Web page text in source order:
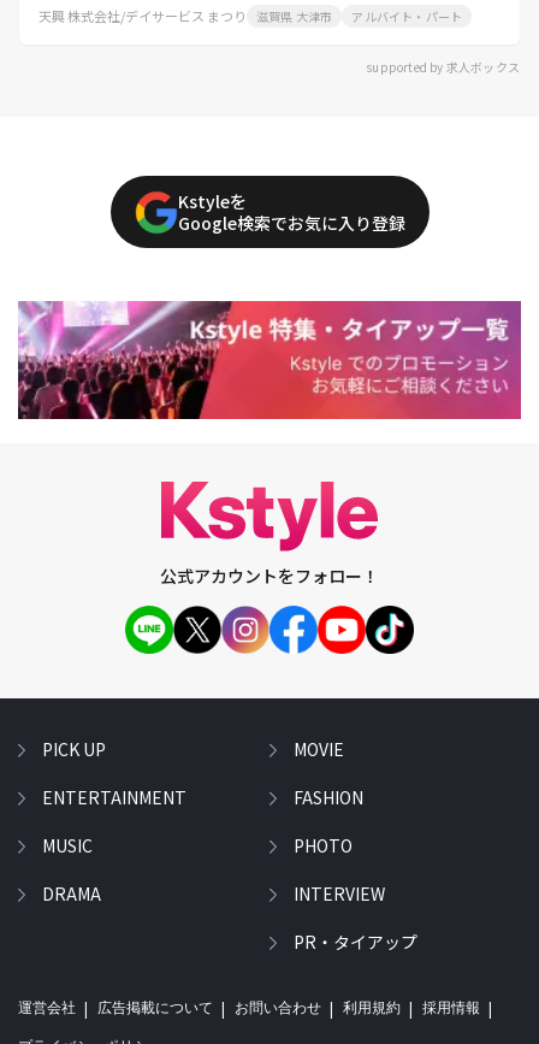
天興 株式会社/デイサービス まつり 滋賀県 大津市 アルバイト・パート
supported by 求人ボックス
Kstyleを
Google検索でお気に入り登録
公式アカウントをフォロー！
PICK UP
ENTERTAINMENT
MUSIC
DRAMA
MOVIE
FASHION
PHOTO
INTERVIEW
PR・タイアップ
運営会社 広告掲載について お問い合わせ 利用規約 採用情報